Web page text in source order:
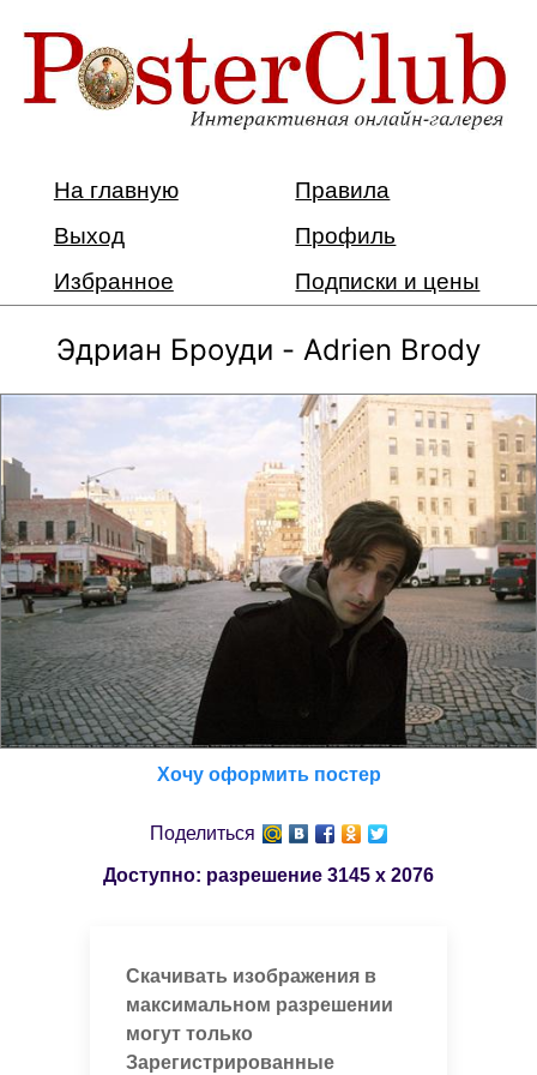
На главную
Правила
Выход
Профиль
Избранное
Подписки и цены
Эдриан Броуди - Adrien Brody
Хочу оформить постер
Поделиться
Доступно: разрешение 3145 x 2076
Скачивать изображения в
максимальном разрешении
могут только
Зарегистрированные